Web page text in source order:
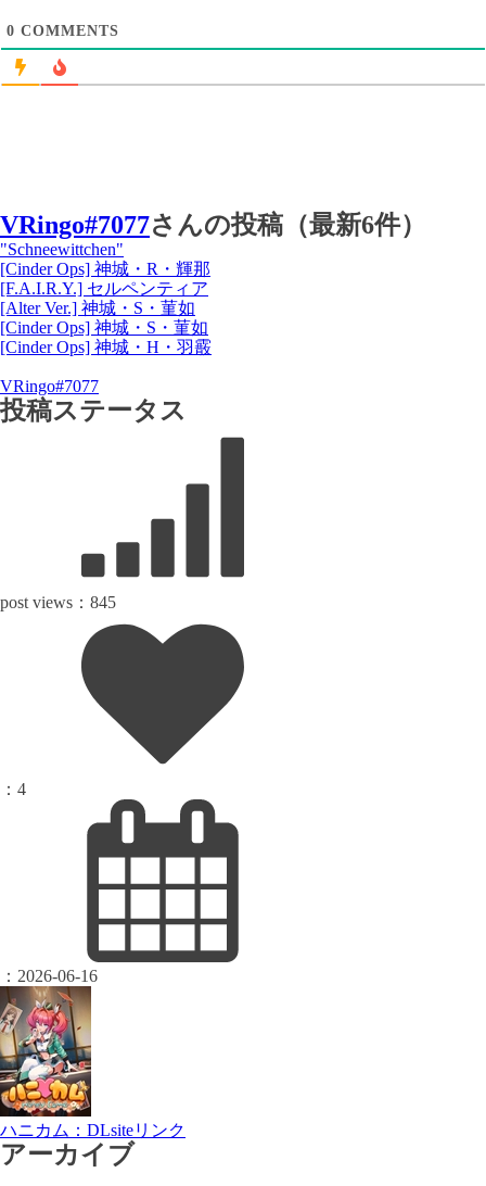
0 COMMENTS
VRingo#7077さんの投稿（最新6件）
"Schneewittchen"
[Cinder Ops] 神城・R・輝那
[F.A.I.R.Y.] セルペンティア
[Alter Ver.] 神城・S・菫如
[Cinder Ops] 神城・S・菫如
[Cinder Ops] 神城・H・羽霰
VRingo#7077
投稿ステータス
post views： 845
： 4
： 2026-06-16
ハニカム：DLsiteリンク
アーカイブ